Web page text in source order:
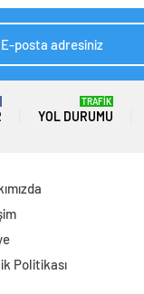
YOL DURUMU
TRAFİK
Politikası